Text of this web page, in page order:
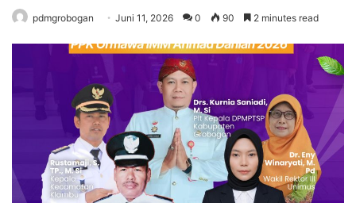
pdmgrobogan Juni 11, 2026 0 90 2 minutes read